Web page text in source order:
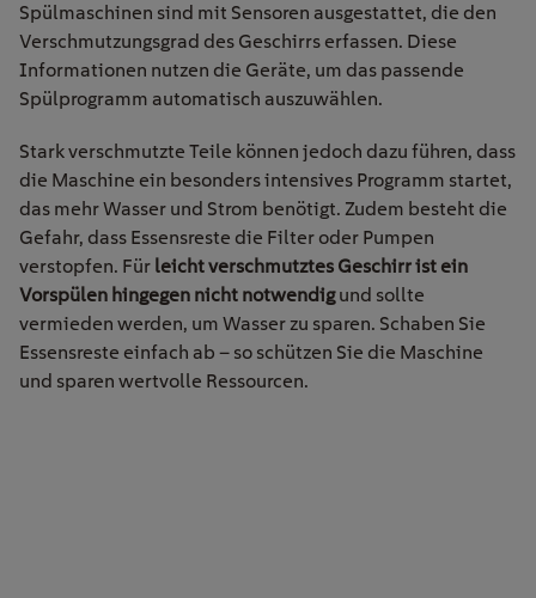
Spülmaschinen sind mit Sensoren ausgestattet, die den
Verschmutzungsgrad des Geschirrs erfassen. Diese
Informationen nutzen die Geräte, um das passende
Spülprogramm automatisch auszuwählen.
Stark verschmutzte Teile können jedoch dazu führen, dass
die Maschine ein besonders intensives Programm startet,
das mehr Wasser und Strom benötigt. Zudem besteht die
Gefahr, dass Essensreste die Filter oder Pumpen
verstopfen. Für leicht verschmutztes Geschirr ist ein
Vorspülen hingegen nicht notwendigund sollte
vermieden werden, um Wasser zu sparen. Schaben Sie
Essensreste einfach ab – so schützen Sie die Maschine
und sparen wertvolle Ressourcen.